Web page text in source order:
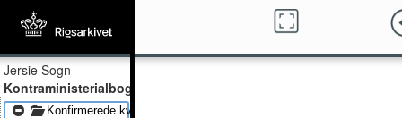
Jersie Sogn
Kontraministerialbog
Konfirmerede kvinder 1830 - Konfirmerede kvinder 1842